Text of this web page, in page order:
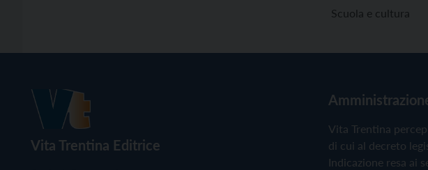
Scuola e cultura
Vita Trentina Editrice
Vita Trentina
di cui al decreto
Indicazione resa ai